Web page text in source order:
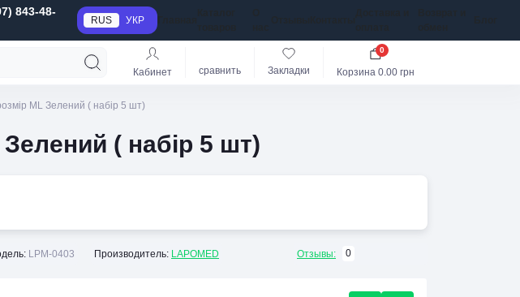
843-48-
RUS УКР
Кабинет сравнить Закладки Корзина 0.00 грн
0
ML Зелений ( набір 5 шт)
( набір 5 шт)
LPM-0403 Производитель: LAPOMED Отзывы: 0